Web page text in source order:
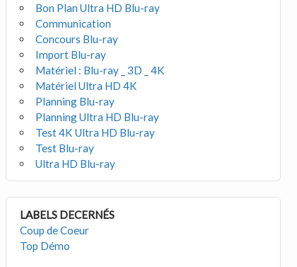
Bon Plan Ultra HD Blu-ray
Communication
Concours Blu-ray
Import Blu-ray
Matériel : Blu-ray _ 3D _ 4K
Matériel Ultra HD 4K
Planning Blu-ray
Planning Ultra HD Blu-ray
Test 4K Ultra HD Blu-ray
Test Blu-ray
Ultra HD Blu-ray
LABELS DECERNÉS
Coup de Coeur
Top Démo